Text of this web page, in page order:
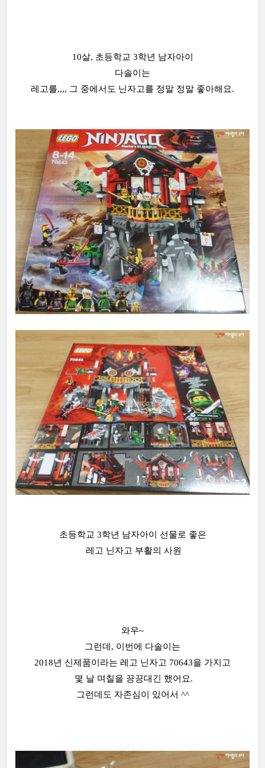
10살, 초등학교 3학년 남자아이
다솔이는
레고를,,,, 그 중에서도 닌자고를 정말 정말 좋아해요.
초등학교 3학년 남자아이 선물로 좋은
레고 닌자고 부활의 사원
와우~
그런데, 이번에 다솔이는
2018년 신제품이라는 레고 닌자고 70643을 가지고
몇 날 며칠을 끙끙대긴 했어요.
그런데도 자존심이 있어서 ^^